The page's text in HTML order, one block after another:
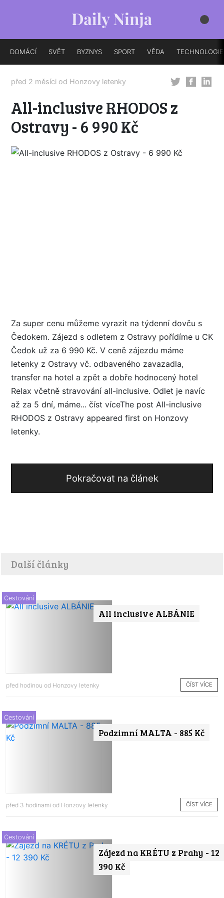
DOMÁCÍ SVĚT BYZNYS SPORT VĚDA TECHNOLOGIE
před 2 měsíci od Honzovy letenky
All-inclusive RHODOS z
Ostravy - 6 990 Kč
Za super cenu můžeme vyrazit na týdenní dovču s
Čedokem. Zájezd s odletem z Ostravy pořídíme u CK
Čedok už za 6 990 Kč. V ceně zájezdu máme
letenky z Ostravy vč. odbaveného zavazadla,
transfer na hotel a zpět a dobře hodnocený hotel
Relax včetně stravování all-inclusive. Odlet je navíc
až za 5 dní, máme... číst víceThe post All-inclusive
RHODOS z Ostravy appeared first on Honzovy
letenky.
Pokračovat na článek
Další články
All inclusive ALBÁNIE
Cestování
před hodinou od Honzovy letenky ČÍST VÍCE
Podzimní MALTA - 885 Kč
Cestování
před 3 hodinami od Honzovy letenky ČÍST VÍCE
Zájezd na KRÉTU z Prahy - 12
390 Kč
Cestování